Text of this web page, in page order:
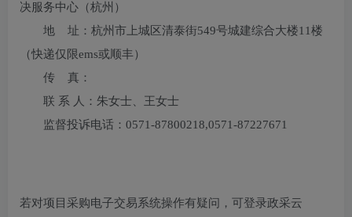
决服务中心（杭州）
地 址：杭州市上城区清泰街549号城建综合大楼11楼
（快递仅限ems或顺丰）
传 真：
联 系 人：朱女士、王女士
监督投诉电话：0571-87800218,0571-87227671
若对项目采购电子交易系统操作有疑问，可登录政采云